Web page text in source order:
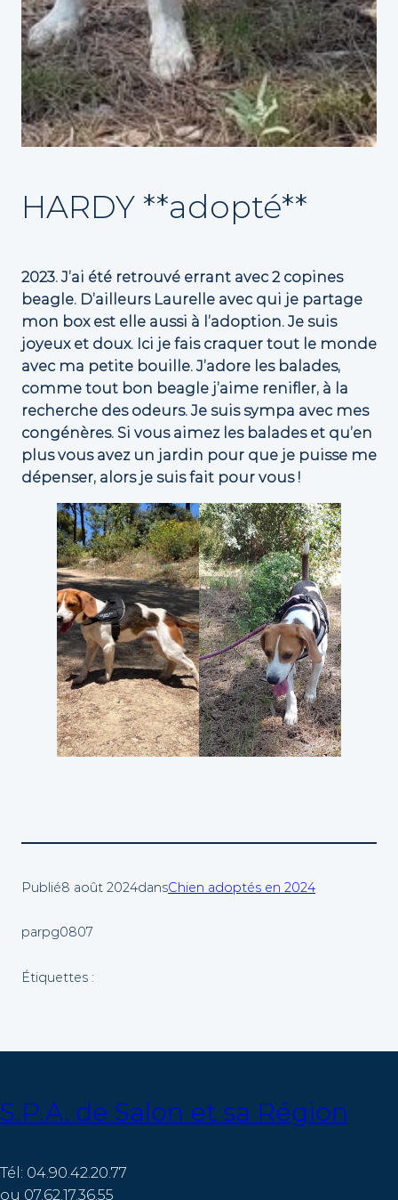
HARDY **adopté**
2023. J’ai été retrouvé errant avec 2 copines
beagle. D’ailleurs Laurelle avec qui je partage
mon box est elle aussi à l’adoption. Je suis
joyeux et doux. Ici je fais craquer tout le monde
avec ma petite bouille. J’adore les balades,
comme tout bon beagle j’aime renifler, à la
recherche des odeurs. Je suis sympa avec mes
congénères. Si vous aimez les balades et qu’en
plus vous avez un jardin pour que je puisse me
dépenser, alors je suis fait pour vous !
Publié8 août 2024dansChien adoptés en 2024
parpg0807
Étiquettes :
S.P.A. de Salon et sa Région
Tél: 04.90.42.20.77
ou 07.62.17.36.55